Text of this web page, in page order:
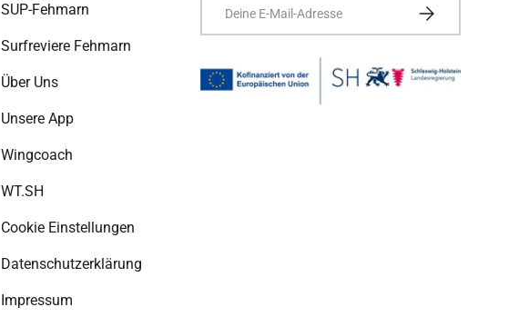
SUP-Fehmarn
Surfreviere Fehmarn
Über Uns
Unsere App
Wingcoach
WT.SH
Cookie Einstellungen
Datenschutzerklärung
Impressum
ABONNIEREN